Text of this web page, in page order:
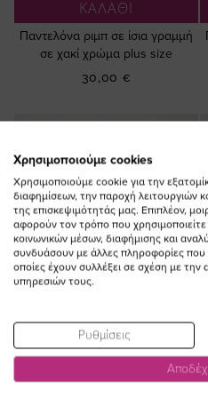
ΚΑΛΑΘΙ
Παντελόνα ριμπ σε ίσια γραμμή
σε χακί χρώμα plus size
30,00 €
Χρησιμοποιούμε cookies
Χρησιμοποιούμε cookie για την
διαφημίσεων, την παροχή λειτουργιών
της επισκεψιμότητάς μας. Επιπλέον,
αφορούν τον τρόπο που
κοινωνικών μέσων, διαφήμισης και
συνδυάσουν με άλλες πληροφορίες που
οποίες έχουν συλλέξει σε σχέση με
υπηρεσιών τους.
Ρυθμίσεις